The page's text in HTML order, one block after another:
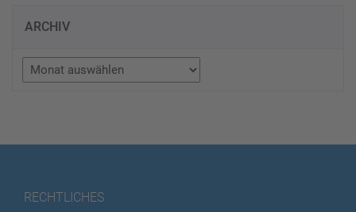
ARCHIV
Archiv
RECHTLICHES